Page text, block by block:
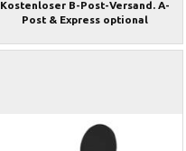
Kostenloser B-Post-Versand. A-
Post & Express optional